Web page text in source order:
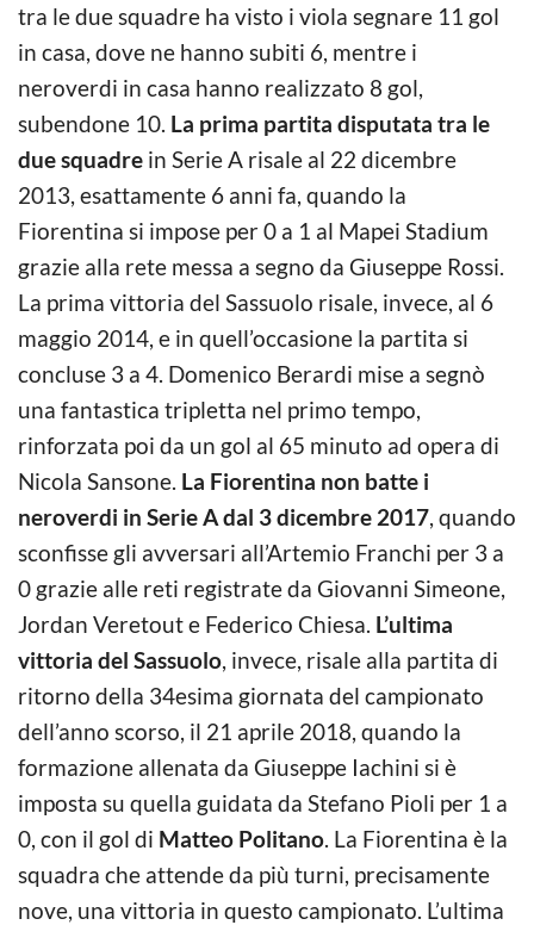
tra le due squadre ha visto i viola segnare 11 gol
in casa, dove ne hanno subiti 6, mentre i
neroverdi in casa hanno realizzato 8 gol,
subendone 10. La prima partita disputata tra le
due squadre in Serie A risale al 22 dicembre
2013, esattamente 6 anni fa, quando la
Fiorentina si impose per 0 a 1 al Mapei Stadium
grazie alla rete messa a segno da Giuseppe Rossi.
La prima vittoria del Sassuolo risale, invece, al 6
maggio 2014, e in quell’occasione la partita si
concluse 3 a 4. Domenico Berardi mise a segnò
una fantastica tripletta nel primo tempo,
rinforzata poi da un gol al 65 minuto ad opera di
Nicola Sansone. La Fiorentina non batte i
neroverdi in Serie A dal 3 dicembre 2017, quando
sconfisse gli avversari all’Artemio Franchi per 3 a
0 grazie alle reti registrate da Giovanni Simeone,
Jordan Veretout e Federico Chiesa. L’ultima
vittoria del Sassuolo, invece, risale alla partita di
ritorno della 34esima giornata del campionato
dell’anno scorso, il 21 aprile 2018, quando la
formazione allenata da Giuseppe Iachini si è
imposta su quella guidata da Stefano Pioli per 1 a
0, con il gol di Matteo Politano. La Fiorentina è la
squadra che attende da più turni, precisamente
nove, una vittoria in questo campionato. L’ultima